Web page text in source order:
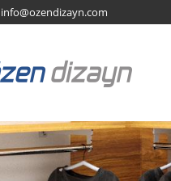
info@ozendizayn.com